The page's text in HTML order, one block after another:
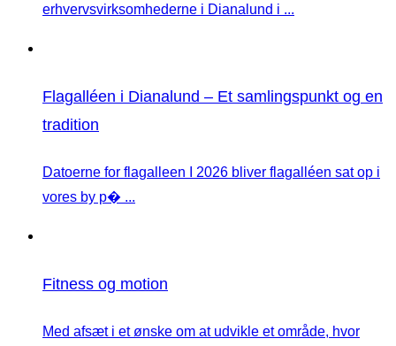
erhvervsvirksomhederne i Dianalund i ...
Flagalléen i Dianalund – Et samlingspunkt og en
tradition
Datoerne for flagalleen I 2026 bliver flagalléen sat op i
vores by p� ...
Fitness og motion
Med afsæt i et ønske om at udvikle et område, hvor